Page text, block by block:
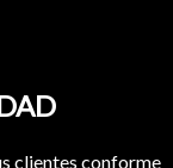
clientes conforme